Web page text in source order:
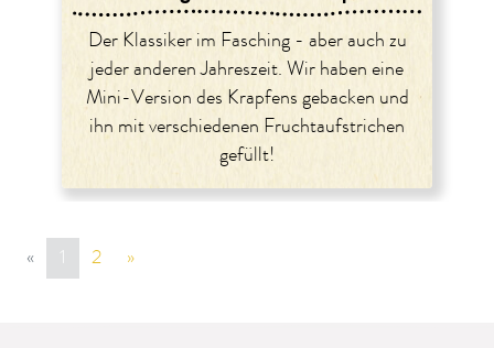
Der Klassiker im Fasching - aber auch zu
jeder anderen Jahreszeit. Wir haben eine
Mini-Version des Krapfens gebacken und
ihn mit verschiedenen Fruchtaufstrichen
gefüllt!
« vorige Seite
1 2 »